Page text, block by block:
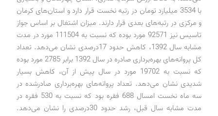
با 3534 میلیارد تومان در رتبه نخست قرار دارد و استان‌های کرمان
و مرکزی در رتبه‌های بعدی قرار دارند. میزان اشتغال بر اساس جواز
تاسیس نیز 92571 مورد بوده که نسبت به 111504 مورد در مدت
مشابه سال 1392، کاهش حدود 17‌درصدی نشان می‌دهد. تعداد
کل پروانه‌های بهره‌برداری صادره در سال 1392 برابر 2785 مورد بوده
که نسبت به 19702 مورد در سال پیش از آن، کاهش بسیار
شدیدی نشان می‌دهد. تعداد پروانه‌های بهره‌برداری صادرشده در
سه ماه نخست امسال 688 فقره بود که نسبت به 530 فقره در
مدت مشابه سال قبل، رشد حدود 30‌درصدی را نشان می‌دهد.